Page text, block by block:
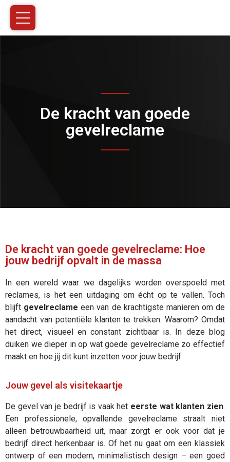
De kracht van goede
gevelreclame
De kracht van goede gevelreclame: Hoe
jouw bedrijf opvalt in de massa
In een wereld waar we dagelijks worden overspoeld met
reclames, is het een uitdaging om écht op te vallen. Toch
blijft gevelreclame een van de krachtigste manieren om de
aandacht van potentiële klanten te trekken. Waarom? Omdat
het direct, visueel en constant zichtbaar is. In deze blog
duiken we dieper in op wat goede gevelreclame zo effectief
maakt en hoe jij dit kunt inzetten voor jouw bedrijf.
Jouw gevel als visitekaartje
De gevel van je bedrijf is vaak het eerste wat klanten zien.
Een professionele, opvallende gevelreclame straalt niet
alleen betrouwbaarheid uit, maar zorgt er ook voor dat je
bedrijf direct herkenbaar is. Of het nu gaat om een klassiek
ontwerp of een modern, minimalistisch design – een goed